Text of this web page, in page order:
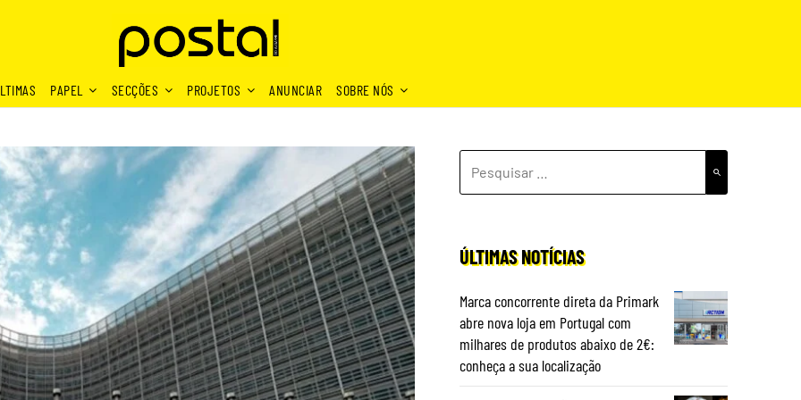
PAPEL SECÇÕES PROJETOS ANUNCIAR SOBRE NÓS
POR:
ÚLTIMAS NOTÍCIAS
Marca concorrente direta da Primark
abre nova loja em Portugal com
milhares de produtos abaixo de 2€:
conheça a sua localização